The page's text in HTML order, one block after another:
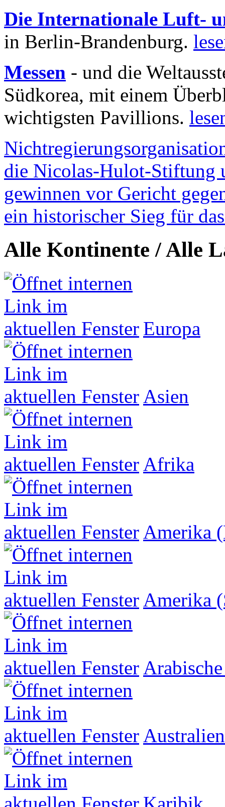
Die Internationale Luft-
in Berlin-Brandenburg.
Messen - und die
Südkorea, mit einem
wichtigsten Pavillions.
die Nicolas-Hulot-Stiftung
gewinnen vor Gericht
ein historischer Sieg für
Alle Kontinente / Alle
Europa
Asien
Afrika
Amerika
Amerika
Australien